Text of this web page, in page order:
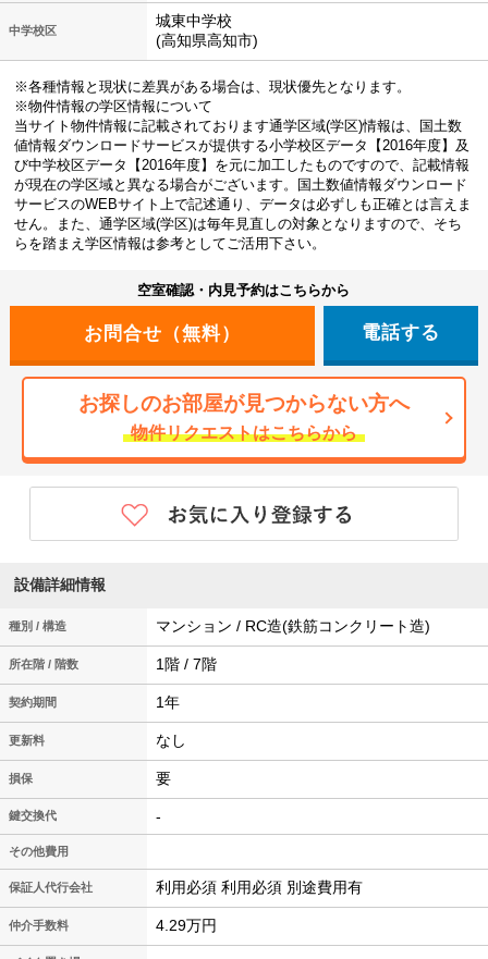
中学校区
城東中学校
(高知県高知市)
※各種情報と現状に差異がある場合は、現状優先となります。
※物件情報の学区情報について
当サイト物件情報に記載されております通学区域(学区)情報は、国土数
値情報ダウンロードサービスが提供する小学校区データ【2016年度】及
び中学校区データ【2016年度】を元に加工したものですので、記載情報
が現在の学区域と異なる場合がございます。国土数値情報ダウンロード
サービスのWEBサイト上で記述通り、データは必ずしも正確とは言えま
せん。また、通学区域(学区)は毎年見直しの対象となりますので、そち
らを踏まえ学区情報は参考としてご活用下さい。
空室確認・内見予約はこちらから
電話する
お探しのお部屋が見つからない方へ
物件リクエストはこちらから
設備詳細情報
種別 / 構造 マンション / RC造(鉄筋コンクリート造)
所在階 / 階数 1階 / 7階
契約期間 1年
更新料 なし
損保 要
鍵交換代 -
その他費用
保証人代行会社 利用必須 利用必須 別途費用有
仲介手数料 4.29万円